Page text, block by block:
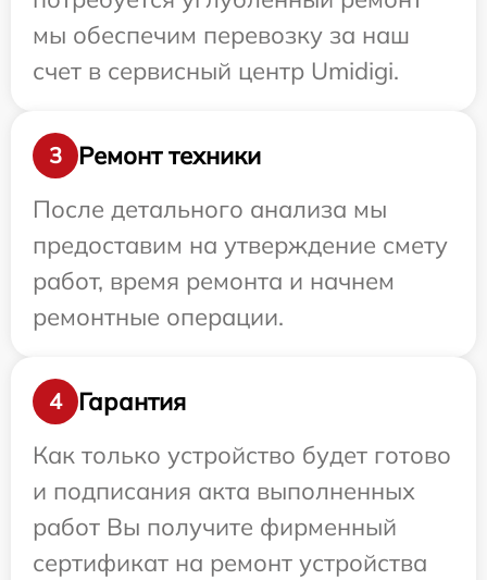
мы обеспечим перевозку за наш
счет в сервисный центр Umidigi.
3
Ремонт техники
После детального анализа мы
предоставим на утверждение смету
работ, время ремонта и начнем
ремонтные операции.
4
Гарантия
Как только устройство будет готово
и подписания акта выполненных
работ Вы получите фирменный
сертификат на ремонт устройства